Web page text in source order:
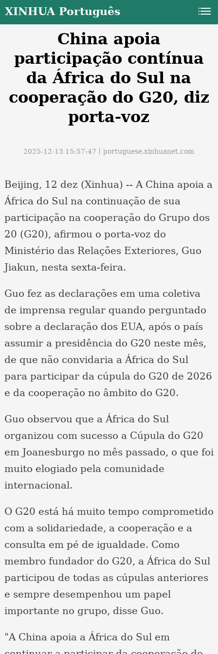
XINHUA Português
China apoia
participação contínua
da África do Sul na
cooperação do G20, diz
porta-voz
2025-12-13 15:57:47丨portuguese.xinhuanet.com
Beijing, 12 dez (Xinhua) -- A China apoia a
África do Sul na continuação de sua
participação na cooperação do Grupo dos
20 (G20), afirmou o porta-voz do
Ministério das Relações Exteriores, Guo
Jiakun, nesta sexta-feira.
Guo fez as declarações em uma coletiva
de imprensa regular quando perguntado
sobre a declaração dos EUA, após o país
assumir a presidência do G20 neste mês,
de que não convidaria a África do Sul
para participar da cúpula do G20 de 2026
e da cooperação no âmbito do G20.
Guo observou que a África do Sul
organizou com sucesso a Cúpula do G20
em Joanesburgo no mês passado, o que foi
muito elogiado pela comunidade
internacional.
O G20 está há muito tempo comprometido
com a solidariedade, a cooperação e a
consulta em pé de igualdade. Como
membro fundador do G20, a África do Sul
participou de todas as cúpulas anteriores
e sempre desempenhou um papel
importante no grupo, disse Guo.
"A China apoia a África do Sul em